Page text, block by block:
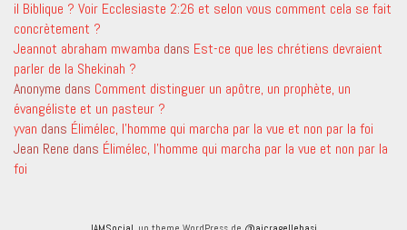
il Biblique ? Voir Ecclesiaste 2:26 et selon vous comment cela se fait
concrètement ?
Jeannot abraham mwamba dans Est-ce que les chrétiens devraient
parler de la Shekinah ?
Anonyme dans Comment distinguer un apôtre, un prophète, un
évangéliste et un pasteur ?
yvan dans Élimélec, l’homme qui marcha par la vue et non par la foi
Jean Rene dans Élimélec, l’homme qui marcha par la vue et non par la
foi